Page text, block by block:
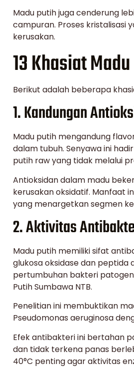
Madu putih juga cenderung
campuran. Proses kristalisasi
kerusakan.
13 Khasiat
Berikut adalah beberapa
1. Kandungan
Madu putih mengandung
dalam tubuh. Senyawa ini
putih raw yang tidak melalui
Antioksidan dalam madu
kerusakan oksidatif. Manfaat
yang menargetkan segmen
2. Aktivitas
Madu putih memiliki sifat
glukosa oksidase dan
pertumbuhan bakteri
Putih Sumbawa NTB.
Penelitian ini membuktikan
Pseudomonas aeruginosa
Efek antibakteri ini bertahan
dan tidak terkena panas
40°C penting agar aktivitas